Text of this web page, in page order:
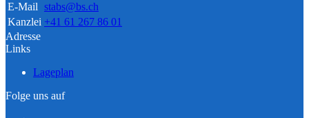
E-Mail stabs@bs.ch
Kanzlei +41 61 267 86 01
Adresse
Links
Lageplan
Folge uns auf